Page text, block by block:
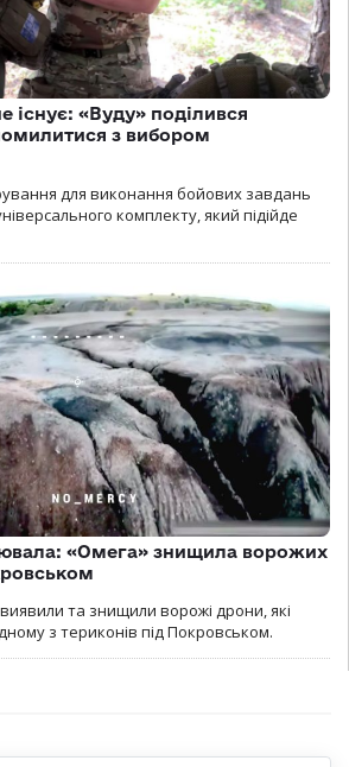
існує: «Вуду» поділився
з вибором
для виконання бойових завдань
комплекту, який підійде
«Омега» знищила ворожих
та знищили ворожі дрони, які
з териконів під Покровськом.